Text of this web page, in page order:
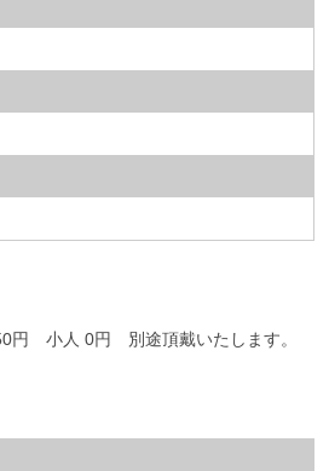
円 小人 0円 別途頂戴いたします。